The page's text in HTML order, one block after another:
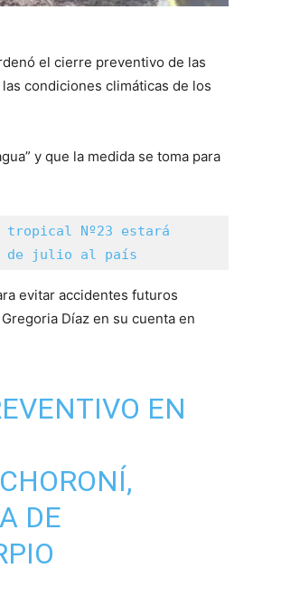
el cierre preventivo de las
condiciones climáticas de los
y que la medida se toma para
tropical Nº23 estará
de julio al país
evitar accidentes futuros
Díaz en su cuenta en
EN
,
DE